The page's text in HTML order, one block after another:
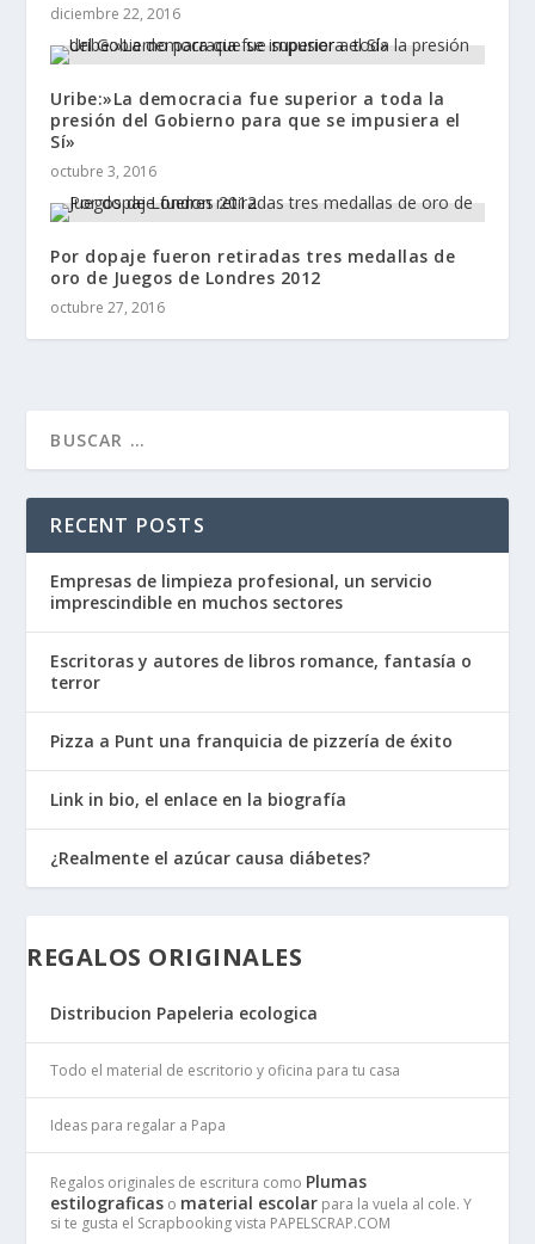
diciembre 22, 2016
Uribe:»La democracia fue superior a toda la
presión del Gobierno para que se impusiera el
Sí»
octubre 3, 2016
Por dopaje fueron retiradas tres medallas de
oro de Juegos de Londres 2012
octubre 27, 2016
RECENT POSTS
Empresas de limpieza profesional, un servicio
imprescindible en muchos sectores
Escritoras y autores de libros romance, fantasía o
terror
Pizza a Punt una franquicia de pizzería de éxito
Link in bio, el enlace en la biografía
¿Realmente el azúcar causa diábetes?
REGALOS ORIGINALES
Distribucion Papeleria ecologica
Todo el material de escritorio y oficina para tu casa
Ideas para regalar a Papa
Regalos originales de escritura como Plumas
estilograficas o material escolar para la vuela al cole. Y
si te gusta el Scrapbooking vista PAPELSCRAP.COM